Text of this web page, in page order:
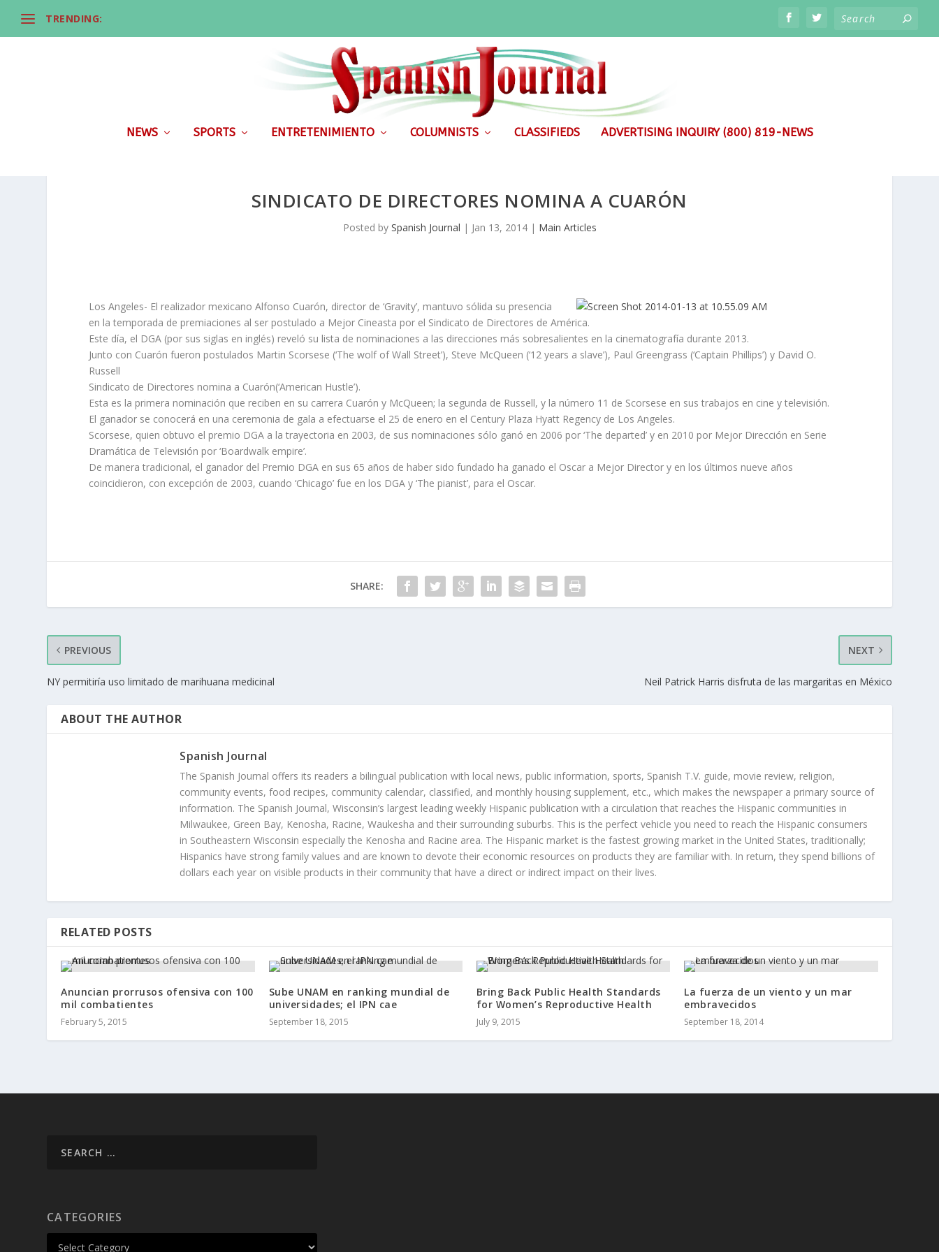
TRENDING:
NEWS SPORTS ENTRETENIMIENTO COLUMNISTS CLASSIFIEDS ADVERTISING INQUIRY (800) 819-NEWS
SINDICATO DE DIRECTORES NOMINA A CUARÓN
Posted by Spanish Journal | Jan 13, 2014| Main Articles
Los Angeles- El realizador mexicano Alfonso Cuarón, director de ‘Gravity’, mantuvo sólida su presencia
en la temporada de premiaciones al ser postulado a Mejor Cineasta por el Sindicato de Directores de América.
Este día, el DGA (por sus siglas en inglés) reveló su lista de nominaciones a las direcciones más sobresalientes en la cinematografía durante 2013.
Junto con Cuarón fueron postulados Martin Scorsese (‘The wolf of Wall Street’), Steve McQueen (‘12 years a slave’), Paul Greengrass (‘Captain Phillips’) y David O.
Russell
Sindicato de Directores nomina a Cuarón(‘American Hustle’).
Esta es la primera nominación que reciben en su carrera Cuarón y McQueen; la segunda de Russell, y la número 11 de Scorsese en sus trabajos en cine y televisión.
El ganador se conocerá en una ceremonia de gala a efectuarse el 25 de enero en el Century Plaza Hyatt Regency de Los Angeles.
Scorsese, quien obtuvo el premio DGA a la trayectoria en 2003, de sus nominaciones sólo ganó en 2006 por ‘The departed’ y en 2010 por Mejor Dirección en Serie
Dramática de Televisión por ‘Boardwalk empire’.
De manera tradicional, el ganador del Premio DGA en sus 65 años de haber sido fundado ha ganado el Oscar a Mejor Director y en los últimos nueve años
coincidieron, con excepción de 2003, cuando ‘Chicago’ fue en los DGA y ‘The pianist’, para el Oscar.
SHARE:
PREVIOUS
NY permitiría uso limitado de marihuana medicinal
NEXT
Neil Patrick Harris disfruta de las margaritas en México
ABOUT THE AUTHOR
Spanish Journal
The Spanish Journal offers its readers a bilingual publication with local news, public information, sports, Spanish T.V. guide, movie review, religion,
community events, food recipes, community calendar, classified, and monthly housing supplement, etc., which makes the newspaper a primary source of
information. The Spanish Journal, Wisconsin’s largest leading weekly Hispanic publication with a circulation that reaches the Hispanic communities in
Milwaukee, Green Bay, Kenosha, Racine, Waukesha and their surrounding suburbs. This is the perfect vehicle you need to reach the Hispanic consumers
in Southeastern Wisconsin especially the Kenosha and Racine area. The Hispanic market is the fastest growing market in the United States, traditionally;
Hispanics have strong family values and are known to devote their economic resources on products they are familiar with. In return, they spend billions of
dollars each year on visible products in their community that have a direct or indirect impact on their lives.
RELATED POSTS
Anuncian prorrusos ofensiva con 100
mil combatientes
February 5, 2015
Sube UNAM en ranking mundial de
universidades; el IPN cae
September 18, 2015
Bring Back Public Health Standards
for Women’s Reproductive Health
July 9, 2015
La fuerza de un viento y un mar
embravecidos
September 18, 2014
CATEGORIES